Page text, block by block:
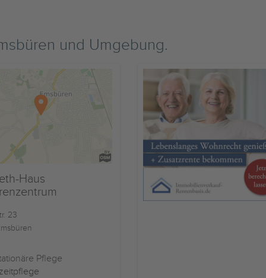
und Umgebung.
Haus
23
Pflege